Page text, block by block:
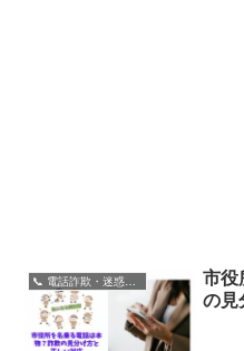
📞 電話詐欺・迷惑電話
市役
の見